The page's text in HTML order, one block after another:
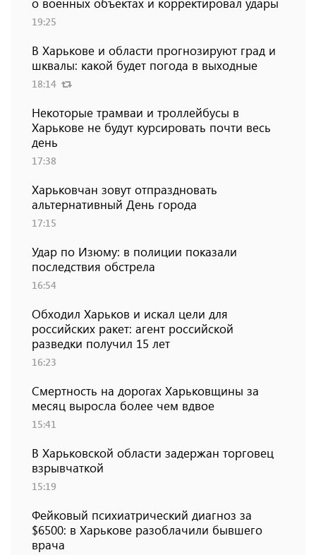
19:25
В Харькове и области прогнозируют град и
шквалы: какой будет погода в выходные
18:14
Некоторые трамваи и троллейбусы в
Харькове не будут курсировать почти весь
день
17:38
Харьковчан зовут отпраздновать
альтернативный День города
17:15
Удар по Изюму: в полиции показали
последствия обстрела
16:54
Обходил Харьков и искал цели для
российских ракет: агент российской
разведки получил 15 лет
16:23
Смертность на дорогах Харьковщины за
месяц выросла более чем вдвое
15:41
В Харьковской области задержан торговец
взрывчаткой
15:19
Фейковый психиатрический диагноз за
$6500: в Харькове разоблачили бывшего
врача